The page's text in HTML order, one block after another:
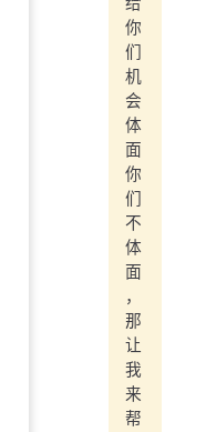
你
们
机
会
体
面
你
们
不
体
面
，
那
让
我
来
帮